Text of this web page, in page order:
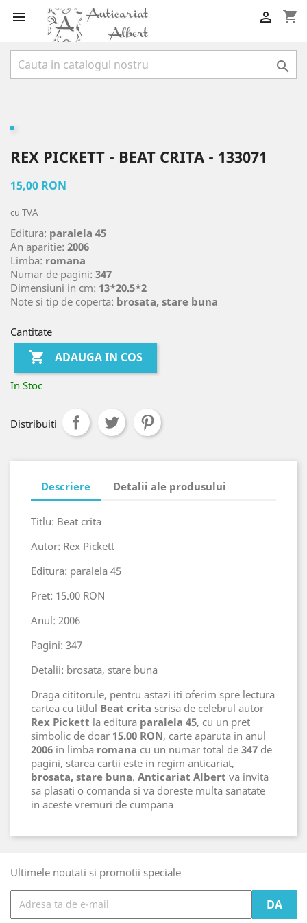
 shopping_cart


REX PICKETT - BEAT CRITA - 133071
15,00 RON
cu TVA
Editura: paralela 45
An aparitie: 2006
Limba: romana
Numar de pagini: 347
Dimensiuni in cm: 13*20.5*2
Note si tip de coperta: brosata, stare buna
Cantitate
 ADAUGA IN COS
In Stoc
Distribuiti
Descriere Detalii ale produsului
Titlu: Beat crita
Autor: Rex Pickett
Editura: paralela 45
Pret: 15.00 RON
Anul: 2006
Pagini: 347
Detalii: brosata, stare buna
Draga cititorule, pentru astazi iti oferim spre lectura
cartea cu titlul Beat crita scrisa de celebrul autor
Rex Pickett la editura paralela 45, cu un pret
simbolic de doar 15.00 RON, carte aparuta in anul
2006 in limba romana cu un numar total de 347 de
pagini, starea cartii este in regim anticariat,
brosata, stare buna. Anticariat Albert va invita
sa plasati o comanda si va doreste multa sanatate
in aceste vremuri de cumpana
Ultimele noutati si promotii speciale